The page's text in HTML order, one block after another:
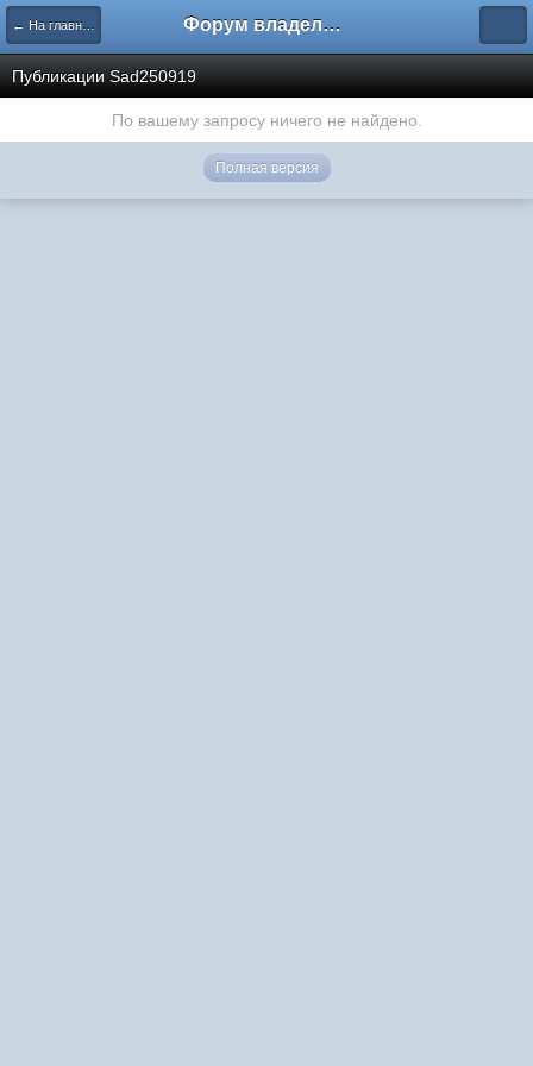
← На главную Форум владельцев интернет-магазинов
Публикации Sad250919
По вашему запросу ничего не найдено.
Полная версия